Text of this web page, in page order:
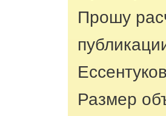
Прошу
Размер